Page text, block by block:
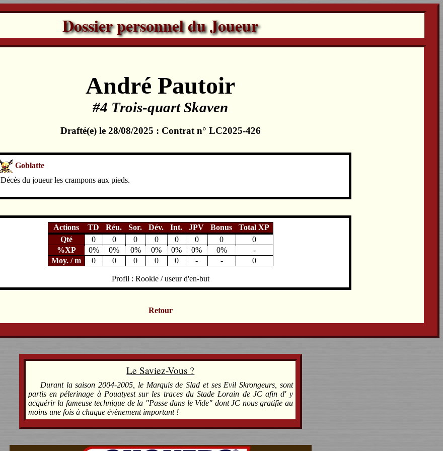
Dossier personnel du Joueur
André Pautoir
#4 Trois-quart Skaven
Drafté(e) le 28/08/2025 : Contrat n° LC2025-426
Goblatte
Décès du joueur les crampons aux pieds.
Actions TD Réu. Sor. Dév. Int. JPV Bonus
Total XP
Qté
0 0 0 0 0 0 0
0
%XP
0% 0% 0% 0% 0% 0% 0%
-
Moy. / m
0 0 0 0 0 - - 0
Profil : Rookie / useur d'en-but
Retour
Le Saviez-Vous ?
Durant la saison 2004-2005, le Marquis de Slad et ses Evil Skrongeurs, sont
partis en pélerinage à Pouatyest sur les traces du Stade Lorain de JC afin d' y
acquérir la fameuse technique de la "Passe dans le Vide" dont JC nous gratifie au
moins une fois à chaque évènement important !